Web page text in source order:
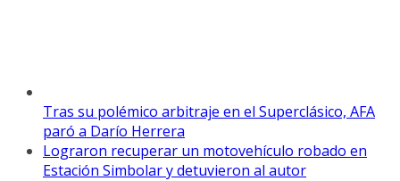
Tras su polémico arbitraje en el Superclásico, AFA
paró a Darío Herrera
Lograron recuperar un motovehículo robado en
Estación Simbolar y detuvieron al autor